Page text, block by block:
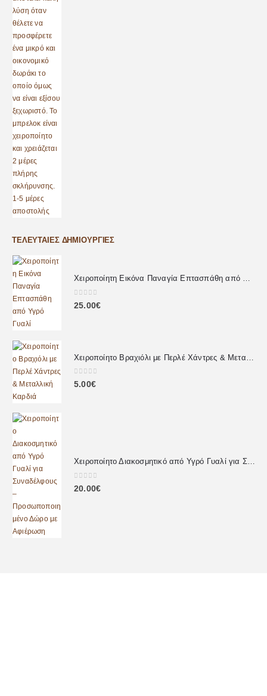
ΤΕΛΕΥΤΑΊΕΣ ΔΗΜΙΟΥΡΓΊΕΣ
Χειροποίητη Εικόνα Παναγία Επτασπάθη από Υγρό Γυαλί
0out of 5
25.00€
0 out of 5
5.00€
Χειροποίητο Διακοσμητικό από Υγρό Γυαλί για Συναδέλφους – Προσωποποιημένο Δώρο με Αφιέρωση
0out of 5
20.00€